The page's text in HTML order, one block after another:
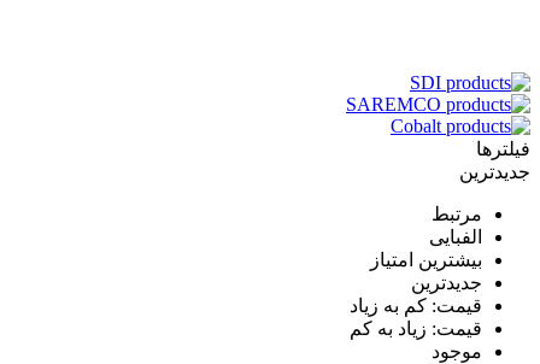
فیلترها
جدیدترین
مرتبط
الفبایی
بیشترین امتیاز
جدیدترین
قیمت: کم به زیاد
قیمت: زیاد به کم
موجود